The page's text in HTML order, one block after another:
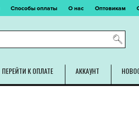
Способы оплаты О нас Оптовикам
ПЕРЕЙТИ К ОПЛАТЕ АККАУНТ